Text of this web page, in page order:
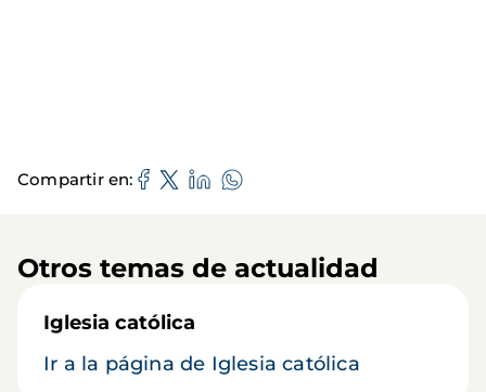
Compartir en
Otros temas de actualidad
Iglesia católica
Ir a la página de Iglesia católica